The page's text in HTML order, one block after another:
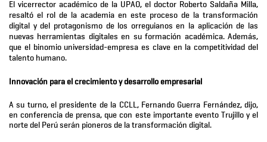
El vicerrector académico de la UPAO, el doctor Roberto Saldaña Milla,
resaltó el rol de la academia en este proceso de la transformación
digital y del protagonismo de los orreguianos en la aplicación de las
nuevas herramientas digitales en su formación académica. Además,
que el binomio universidad-empresa es clave en la competitividad del
talento humano.
Innovación para el crecimiento y desarrollo empresarial
A su turno, el presidente de la CCLL, Fernando Guerra Fernández, dijo,
en conferencia de prensa, que con este importante evento Trujillo y el
norte del Perú serán pioneros de la transformación digital.